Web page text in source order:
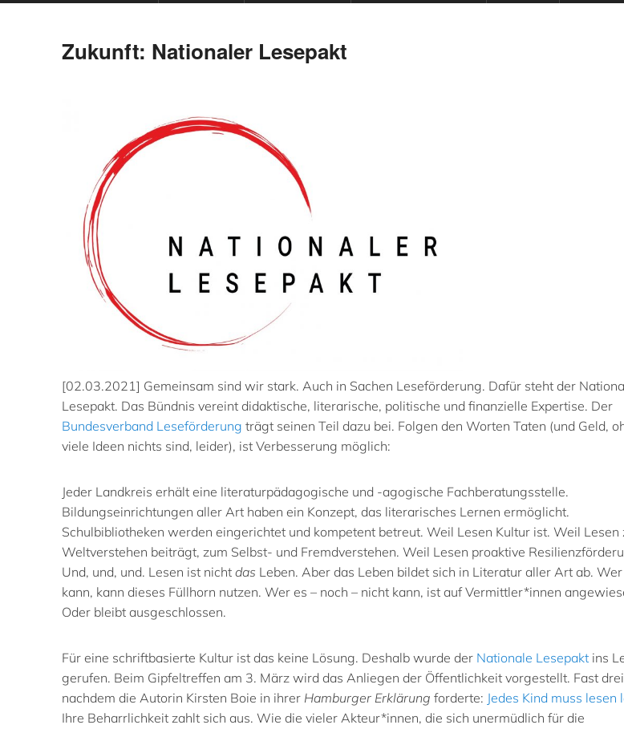
Zukunft: Nationaler Lesepakt
[02.03.2021] Gemeinsam sind wir stark. Auch in Sachen Leseförderung. Dafür steht der
Lesepakt. Das Bündnis vereint didaktische, literarische, politische und finanzielle Expertise. Der
Bundesverband Leseförderung trägt seinen Teil dazu bei. Folgen den Worten Taten (und Geld,
viele Ideen nichts sind, leider), ist Verbesserung möglich:
Jeder Landkreis erhält eine literaturpädagogische und -agogische Fachberatungsstelle.
Bildungseinrichtungen aller Art haben ein Konzept, das literarisches Lernen ermöglicht.
Schulbibliotheken werden eingerichtet und kompetent betreut. Weil Lesen Kultur ist. Weil Lesen
Weltverstehen beiträgt, zum Selbst- und Fremdverstehen. Weil Lesen proaktive
Und, und, und. Lesen ist nicht das Leben. Aber das Leben bildet sich in Literatur aller Art ab.
kann, kann dieses Füllhorn nutzen. Wer es – noch – nicht kann, ist auf Vermittler*innen
Oder bleibt ausgeschlossen.
Für eine schriftbasierte Kultur ist das keine Lösung. Deshalb wurde der Nationale Lesepakt ins
gerufen. Beim Gipfeltreffen am 3. März wird das Anliegen der Öffentlichkeit vorgestellt. Fast drei
nachdem die Autorin Kirsten Boie in ihrer Hamburger Erklärung forderte: Jedes Kind muss lesen
Ihre Beharrlichkeit zahlt sich aus. Wie die vieler Akteur*innen, die sich unermüdlich für die